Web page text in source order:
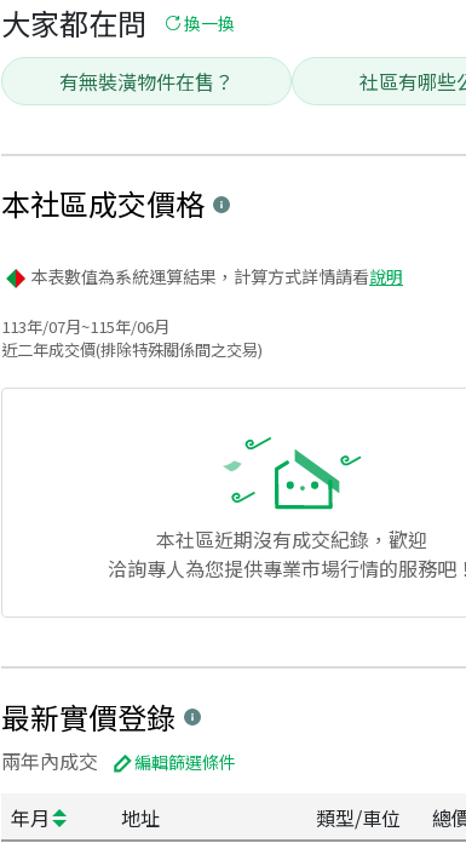
大家都在問 換一換
有無裝潢物件在售？ 社區有哪些
本社區成交價格
本表數值為系統運算結果，計算方式詳情請看說明
113年/07月~115年/06月
近二年成交價(排除特殊關係間之交易)
本社區近期沒有成交紀錄，歡迎
洽詢專人為您提供專業市場行情的服務吧！
最新實價登錄
兩年內成交 編輯篩選條件
年月 地址 類型/車位 總